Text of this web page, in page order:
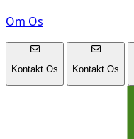
Om Os
Kontakt Os Kontakt Os